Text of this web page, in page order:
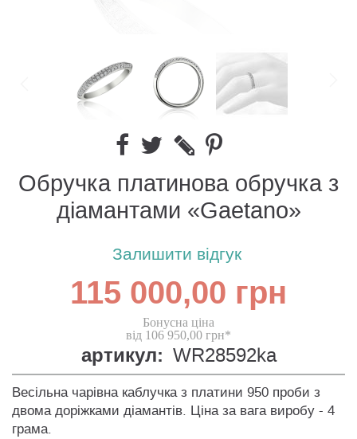
Обручка платинова обручка з
діамантами «Gaetano»
Залишити відгук
115 000,00 грн
Бонусна ціна
від 106 950,00 грн*
артикул: WR28592ka
Весільна чарівна каблучка з платини 950 проби з
двома доріжками діамантів. Ціна за вага виробу - 4
грама.